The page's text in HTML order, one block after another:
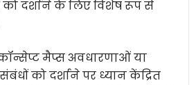
दर्शाने के लिए विशेष रूप से
मैप्स अवधारणाओं या
को दर्शाने पर ध्यान केंद्रित